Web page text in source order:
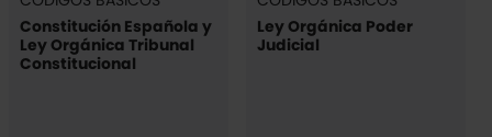
Constitución Española y
Ley Orgánica Tribunal
Constitucional
Ley Orgánica Poder
Judicial